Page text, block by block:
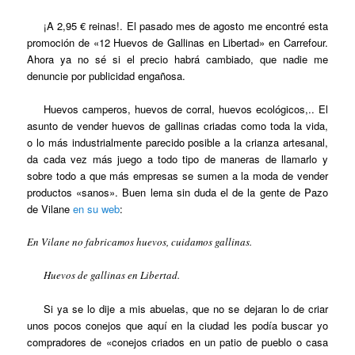
¡A 2,95 € reinas!. El pasado mes de agosto me encontré esta
promoción de «12 Huevos de Gallinas en Libertad» en Carrefour.
Ahora ya no sé si el precio habrá cambiado, que nadie me
denuncie por publicidad engañosa.
Huevos camperos, huevos de corral, huevos ecológicos,.. El
asunto de vender huevos de gallinas criadas como toda la vida,
o lo más industrialmente parecido posible a la crianza artesanal,
da cada vez más juego a todo tipo de maneras de llamarlo y
sobre todo a que más empresas se sumen a la moda de vender
productos «sanos». Buen lema sin duda el de la gente de Pazo
de Vilaneen su web:
En Vilane no fabricamos huevos, cuidamos gallinas.
Huevos de gallinas en Libertad.
Si ya se lo dije a mis abuelas, que no se dejaran lo de criar
unos pocos conejos que aquí en la ciudad les podía buscar yo
compradores de «conejos criados en un patio de pueblo o casa